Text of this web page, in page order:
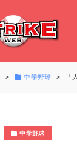
中学野球 「
中学野球